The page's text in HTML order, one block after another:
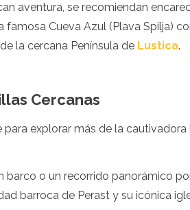
aventura, se recomiendan
Cueva Azul (Plava Spilja)
la cercana Península de Lustica.
Cercanas
explorar más de la
barco o un recorrido panorámico
barroca de Perast y su icónica